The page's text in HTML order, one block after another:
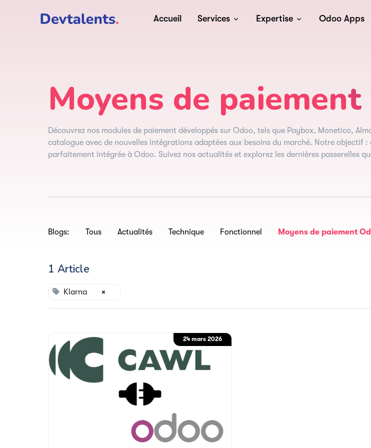
Accueil Services Expertise Odoo Apps
Moyens de paiement
Découvrez nos modules de paiement développés sur Odoo, tels que Paybox, Monetico,
catalogue avec de nouvelles intégrations adaptées aux besoins du marché. Notre objectif
parfaitement intégrée à Odoo. Suivez nos actualités et explorez les dernières passerelles
Blogs: Tous Actualités Technique Fonctionnel Moyens de paiement
1 Article
Klarna ×
24 mars 2026